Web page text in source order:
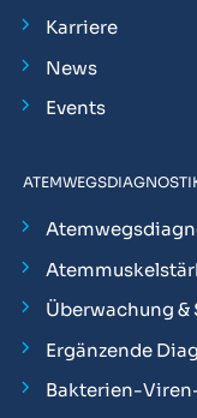
Karriere
News
Events
Überwachung
Ergänzende
Bakterien-